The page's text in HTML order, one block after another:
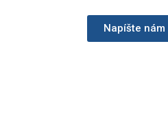
Napíšte nám